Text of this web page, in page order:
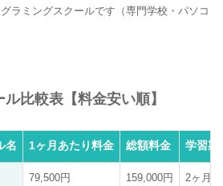
ラミングスクールです（専門学校・パソコ
比較表【料金安い順】
名 1ヶ月あたり料金 総額料金 学習期
79,500円 159,000円 2ヶ月